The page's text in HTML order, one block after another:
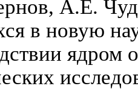
А.Е.
в новую
ядром